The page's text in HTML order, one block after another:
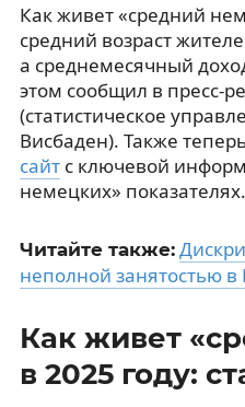
Как живет «средний
средний возраст
а среднемесячный
этом сообщил в пресс-
(статистическое
Висбаден). Также
сайтс ключевой
немецких» показателях.
Читайте также:
неполной занятостью
Как живет
в 2025 году: